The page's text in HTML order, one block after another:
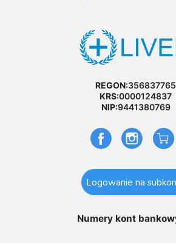
REGON:356837765
KRS:0000124837
NIP:9441380769
Logowanie na
Numery kont